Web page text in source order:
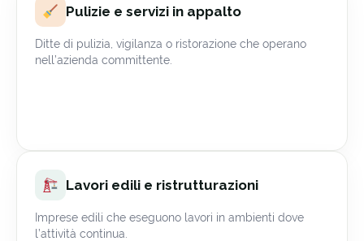
Pulizie e servizi in appalto
Ditte di pulizia, vigilanza o ristorazione che operano
nell’azienda committente.
Lavori edili e ristrutturazioni
Imprese edili che eseguono lavori in ambienti dove
l’attività continua.